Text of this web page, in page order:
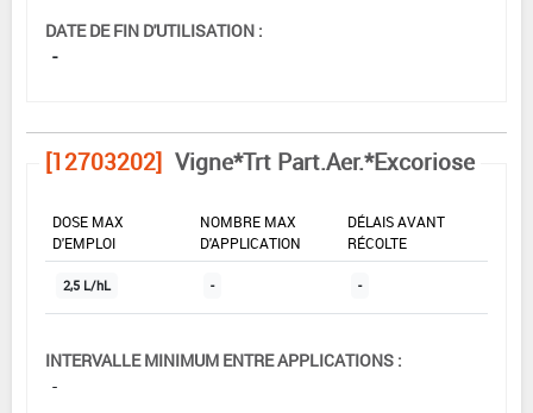
DATE DE FIN D'UTILISATION :
-
[12703202] Vigne*Trt Part.Aer.*Excoriose
DOSE MAX
D'EMPLOI
NOMBRE MAX
D'APPLICATION
DÉLAIS AVANT
RÉCOLTE
2,5 L/hL - -
INTERVALLE MINIMUM ENTRE APPLICATIONS :
-